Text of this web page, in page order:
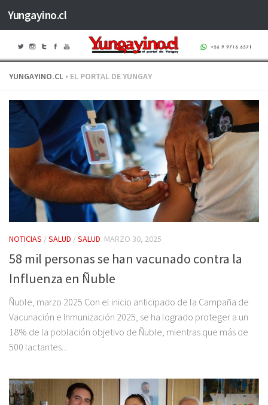
Saltar al contenido
Yungayino.cl
YUNGAYINO.CL • EL PORTAL DE YUNGAY
NOTICIAS /SALUD /SALUD MARZO 30, 2025
58 mil personas se han vacunado contra la
Influenza en Ñuble
Ñuble, marzo 2025 Con el inicio anticipado de la Campaña de
Vacunación e Inmunización 2025, se ha logrado proteger a un
18% de la población objetivo de Ñuble, mientras que más de
500 lactantes...